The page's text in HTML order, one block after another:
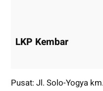
LKP Kembar
Pusat: Jl. Solo-Yogya